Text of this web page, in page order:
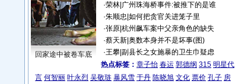
回家途中被卷车底
·荣林| 广州珠海桥事件:被推下的是谁
·朱顺忠 如何把贪官关进笼子里
·张原| 杭州飙车案中父亲角色的缺失
·蔡天新| 奥数本身并不是坏事(图)
·王攀| 副县长之女施暴的卫生巾疑虑
热点标签： 章子怡 春运 郭德纲 315 明星代
言 何智丽 叶永烈 吴敬琏 暴风雪 于丹 陈晓旭 文化 票价 孔子 房